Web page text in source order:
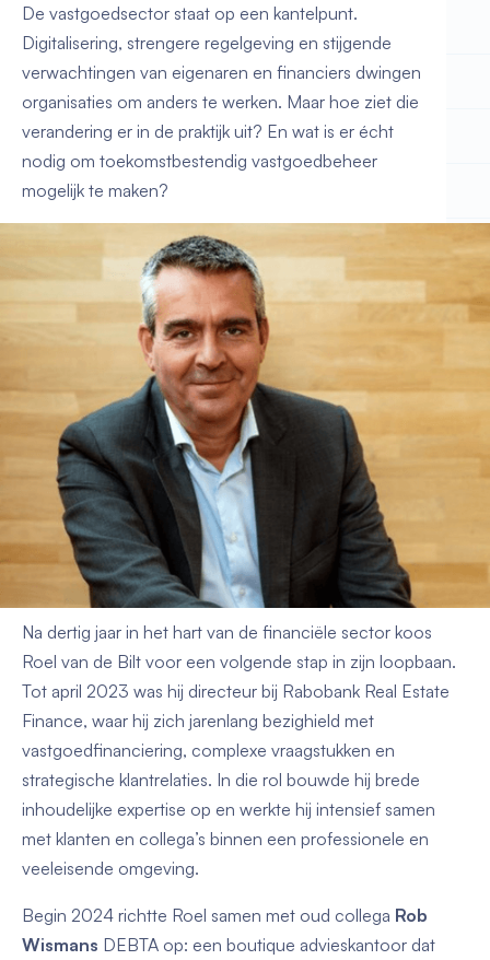
De vastgoedsector staat op een kantelpunt.
Digitalisering, strengere regelgeving en stijgende
verwachtingen van eigenaren en financiers dwingen
organisaties om anders te werken. Maar hoe ziet die
verandering er in de praktijk uit? En wat is er écht
nodig om toekomstbestendig vastgoedbeheer
mogelijk te maken?
In deze Expert Review spreken we met Roel van de Bilt:
voormalig directeur bij Rabobank Real Estate Finance en
tegenwoordig oprichter vanDEBTA
, een boutique advies-
en brokeragekantoor in vastgoed(financiering). Vanuit zijn
jarenlange ervaring aan zowel de financiële als
strategische kant deelt hij zijn visie op technologie, data
en de rol van spelers zoals Wunderbricks.
Van bancaire topfunctie naar
strategisch gids in vastgoed
Na dertig jaar in het hart van de financiële sector koos
Roel van de Bilt voor een volgende stap in zijn loopbaan.
Tot april 2023 was hij directeur bij Rabobank Real Estate
Finance, waar hij zich jarenlang bezighield met
vastgoedfinanciering, complexe vraagstukken en
strategische klantrelaties. In die rol bouwde hij brede
inhoudelijke expertise op en werkte hij intensief samen
met klanten en collega’s binnen een professionele en
veeleisende omgeving.
Begin 2024 richtte Roel samen met oud collega Rob
Wismans DEBTA op: een boutique advieskantoor dat